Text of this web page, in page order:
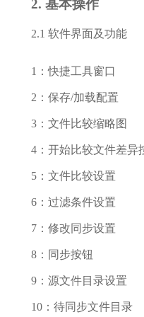
2. 基本操作
2.1 软件界面及功能
1：快捷工具窗口
2：保存/加载配置
3：文件比较缩略图
4：开始比较文件差异
5：文件比较设置
6：过滤条件设置
7：修改同步设置
8：同步按钮
9：源文件目录设置
10：待同步文件目录